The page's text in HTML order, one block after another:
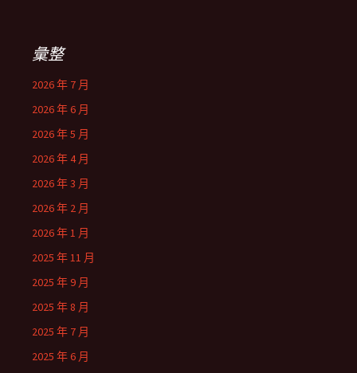
彙整
2026 年 7 月
2026 年 6 月
2026 年 5 月
2026 年 4 月
2026 年 3 月
2026 年 2 月
2026 年 1 月
2025 年 11 月
2025 年 9 月
2025 年 8 月
2025 年 7 月
2025 年 6 月